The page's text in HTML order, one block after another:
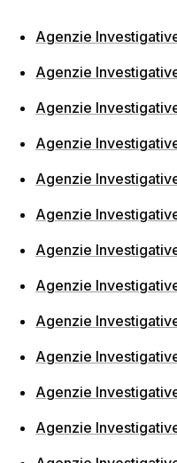
Agenzie
Agenzie
Agenzie
Agenzie
Agenzie
Agenzie
Agenzie
Agenzie
Agenzie
Agenzie
Agenzie
Agenzie